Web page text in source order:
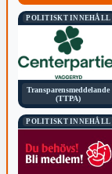
POLITISKT INNEHÅLL
Transparensmeddelande
(TTPA)
POLITISKT INNEHÅLL